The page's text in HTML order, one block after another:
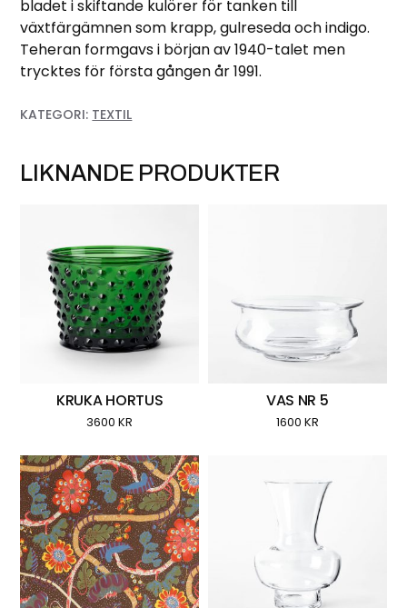
bladet i skiftande kulörer för tanken till
växtfärgämnen som krapp, gulreseda och indigo.
Teheran formgavs i början av 1940-talet men
trycktes för första gången år 1991.
KATEGORI: TEXTIL
LIKNANDE PRODUKTER
KRUKA HORTUS
3600KR
VAS NR 5
1600 KR